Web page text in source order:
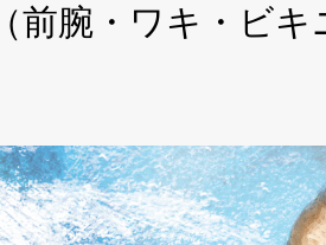
前腕・ワキ・ビキ